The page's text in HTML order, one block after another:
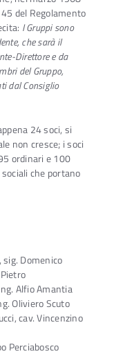
del Regolamento
I Gruppi sono
che sarà il
Direttore e da
del Gruppo,
dal Consiglio
24 soci, si
non cresce; i soci
ordinari e 100
sociali che portano
Domenico
Alfio Amantia
Oliviero Scuto
cav. Vincenzino
Perciabosco